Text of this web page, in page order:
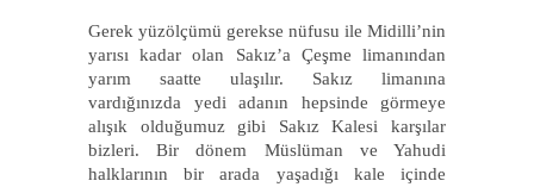
Gerek yüzölçümü gerekse nüfusu ile Midilli’nin
yarısı kadar olan Sakız’a Çeşme limanından
yarım saatte ulaşılır. Sakız limanına
vardığınızda yedi adanın hepsinde görmeye
alışık olduğumuz gibi Sakız Kalesi karşılar
bizleri. Bir dönem Müslüman ve Yahudi
halklarının bir arada yaşadığı kale içinde